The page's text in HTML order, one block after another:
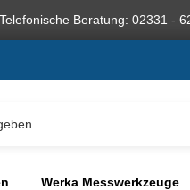
Telefonische Beratung: 02331 -
Werka Messwerkzeuge